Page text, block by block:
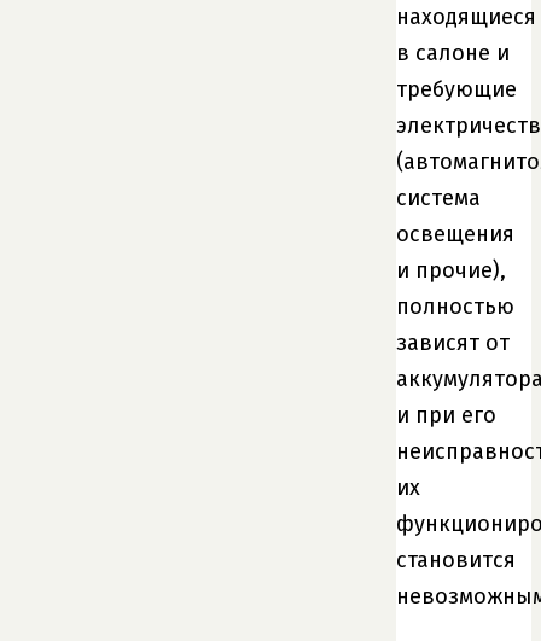
находящиеся
в салоне и
требующие
система
освещения
и прочие),
полностью
зависят от
и при его
их
становится